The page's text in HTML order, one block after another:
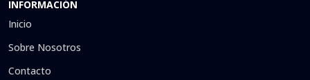
INFORMACIÓN
Inicio
Sobre Nosotros
Contacto